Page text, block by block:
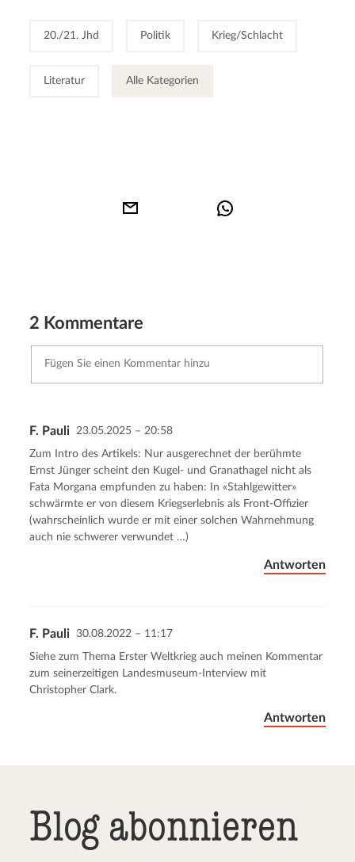
20./21. Jhd Politik Krieg/Schlacht
Literatur Alle Kategorien
2 Kommentare
Abbrechen Kommentar senden
F. Pauli 23.05.2025 – 20:58
Zum Intro des Artikels: Nur ausgerechnet der berühmte
Ernst Jünger scheint den Kugel- und Granathagel nicht als
Fata Morgana empfunden zu haben: In «Stahlgewitter»
schwärmte er von diesem Kriegserlebnis als Front-Offizier
(wahrscheinlich wurde er mit einer solchen Wahrnehmung
auch nie schwerer verwundet …)
Antworten
F. Pauli 30.08.2022 – 11:17
Siehe zum Thema Erster Weltkrieg auch meinen Kommentar
zum seinerzeitigen Landesmuseum-Interview mit
Christopher Clark.
Antworten
Blog abonnieren